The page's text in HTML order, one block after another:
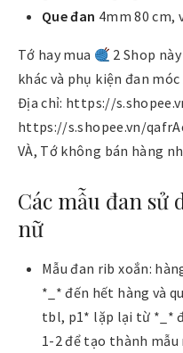
Que đan 4mm 80 cm,
Tớ hay mua
2 Shop
khác và phụ kiện đan
Địa chỉ: https://
https://s.shopee.vn/
VÀ, Tớ không bán hàng
Các mẫu đan sử
nữ
Mẫu đan rib xoắn:
*_* đến hết hàng và
tbl, p1* lặp lại từ *_*
1-2 để tạo thành mẫu